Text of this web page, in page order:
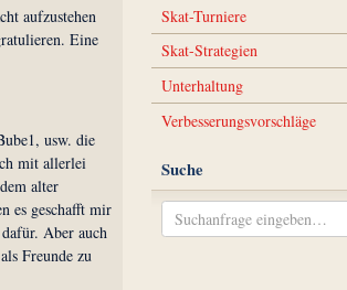
aufzustehen
Eine
usw. die
mit allerlei
alter
es geschafft mir
Aber auch
Freunde zu
Skat-Turniere
Skat-Strategien
Unterhaltung
Verbesserungsvorschläge
Suche